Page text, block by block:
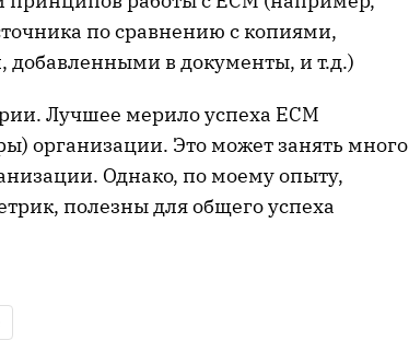
по сравнению с копиями,
в документы, и т.д.)
Лучшее мерило успеха ECM
организации. Это может занять много
Однако, по моему опыту,
полезны для общего успеха